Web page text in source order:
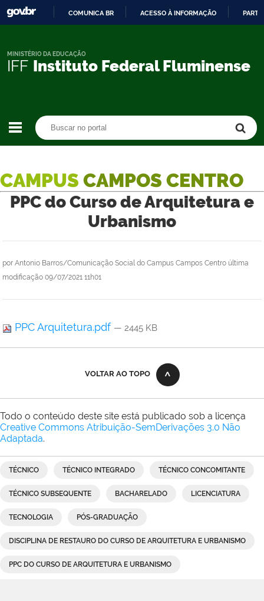
CONTEÚDO
COMUNICA BR ACESSO À INFORMAÇÃO
IFF Instituto Federal Fluminense
MINISTÉRIO DA EDUCAÇÃO
CAMPUS CAMPOS CENTRO
PPC do Curso de Arquitetura e
Urbanismo
por Antonio Barros/Comunicação Social do Campus Campos Centro última
modificação 09/07/2021 11h01
PPC Arquitetura.pdf — 2445 KB
VOLTAR AO TOPO
Todo o conteúdo deste site está publicado sob a licença
Creative Commons Atribuição-SemDerivações 3.0 Não
Adaptada.
TÉCNICO TÉCNICO INTEGRADO TÉCNICO CONCOMITANTE
TÉCNICO SUBSEQUENTE BACHARELADO LICENCIATURA
TECNOLOGIA PÓS-GRADUAÇÃO
DISCIPLINA DE RESTAURO DO CURSO DE ARQUITETURA E URBANISMO
PPC DO CURSO DE ARQUITETURA E URBANISMO